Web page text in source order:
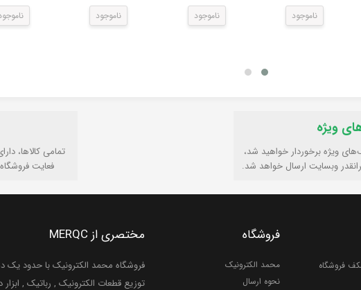
ناموجود ناموجود ناموجود
ویژه
ویژه برخوردار خواهید شد،
وبسایت ارسال خواهد شد.
تمامی كالاها،
فعایت
فروشگاه
فروشگاه
محمد الکترونیک
نحوه ارسال
مختصری از MERQC
فروشگاه محمد الکترونیک با حدود یک
توزیع قطعات الکترونیک , رباتیک ,